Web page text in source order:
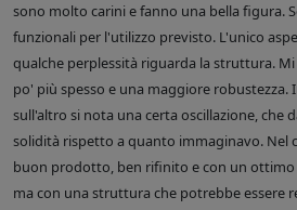
sono molto carini e fanno una bella figura.
funzionali per l'utilizzo previsto. L'unico
qualche perplessità riguarda la struttura.
po' più spesso e una maggiore robustezza.
sull'altro si nota una certa oscillazione, che
solidità rispetto a quanto immaginavo. Nel
buon prodotto, ben rifinito e con un
ma con una struttura che potrebbe essere